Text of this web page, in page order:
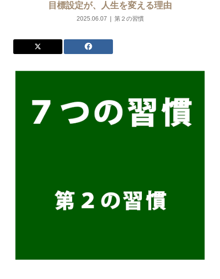
目標設定が、人生を変える理由
2025.06.07 第２の習慣